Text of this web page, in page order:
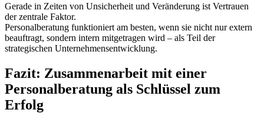
Gerade in Zeiten von Unsicherheit und Veränderung ist Vertrauen
der zentrale Faktor.
Personalberatung funktioniert am besten, wenn sie nicht nur extern
beauftragt, sondern intern mitgetragen wird – als Teil der
strategischen Unternehmensentwicklung.
Fazit: Zusammenarbeit mit einer
Personalberatung als Schlüssel zum
Erfolg